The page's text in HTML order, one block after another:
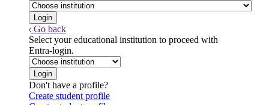
Go back
Select your educational institution to proceed with
Entra-login.
Don't have a profile?
Create student profile